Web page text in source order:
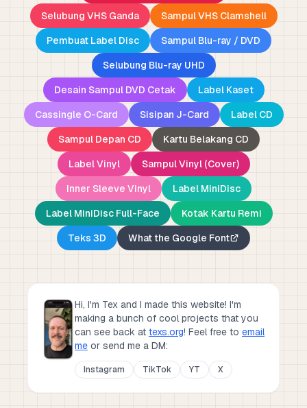
Selubung VHS Ganda
Sampul VHS Clamshell
Pembuat Label Disc
Sampul Blu-ray / DVD
Selubung Blu-ray UHD
Desain Sampul DVD Cetak
Label Kaset
Cassingle O-Card
Sisipan J-Card
Label CD
Sampul Depan CD
Kartu Belakang CD
Label Vinyl
Sampul Vinyl (Cover)
Inner Sleeve Vinyl
Label MiniDisc
Label MiniDisc Full-Face
Kotak Kartu Remi
Teks 3D
What the Google Font
Hi, I'm Tex and I made this website! I'm
making a bunch of cool projects that you
can see back at texs.org! Feel free to email
me or send me a DM:
Instagram TikTok YT X